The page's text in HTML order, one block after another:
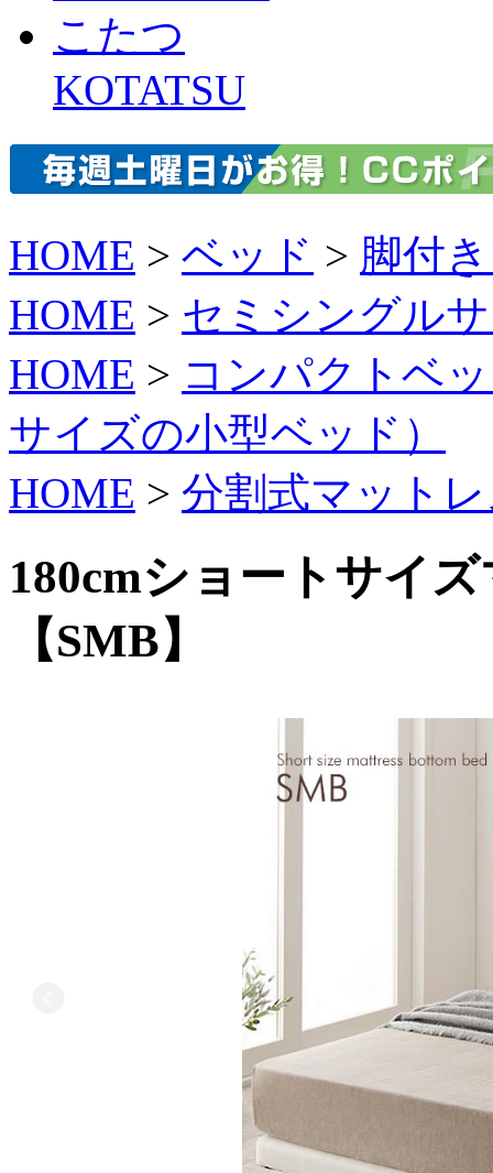
こたつ
KOTATSU
HOME > ベッド > 脚付
HOME > セミシングル
HOME > コンパクトベ
サイズの小型ベッド）
HOME > 分割式マット
180cmショートサイ
【SMB】